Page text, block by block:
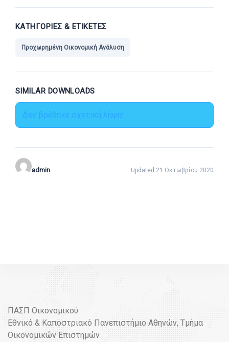
ΚΑΤΗΓΟΡΊΕΣ & ΕΤΙΚΈΤΕΣ
Προχωρημένη Οικονομική Ανάλυση
SIMILAR DOWNLOADS
Δεν βρέθηκε σχετική λήψη!
admin Updated 21 Οκτωβρίου 2020
ΠΑΣΠ Οικονομικού
Εθνικό & Καποστριακό Πανεπιστήμιο Αθηνών, Τμήμα
Οικονομικών Επιστημών